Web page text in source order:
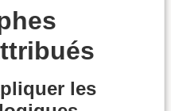
les